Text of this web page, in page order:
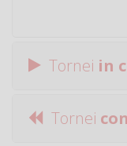
Tornei in
Tornei